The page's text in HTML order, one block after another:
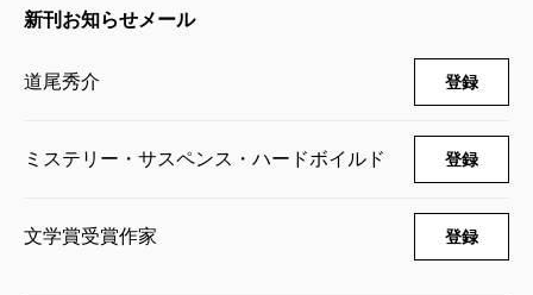
新刊お知らせメール
道尾秀介 登録
ミステリー・サスペンス・ハードボイルド 登録
文学賞受賞作家 登録